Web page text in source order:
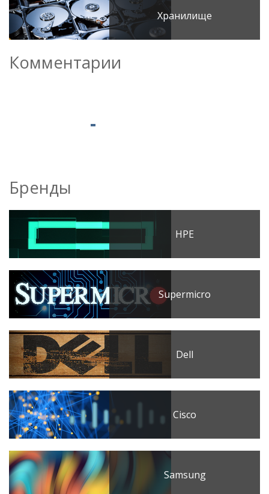
Хранилище
Комментарии
Бренды
HPE
Supermicro
Dell
Cisco
Samsung